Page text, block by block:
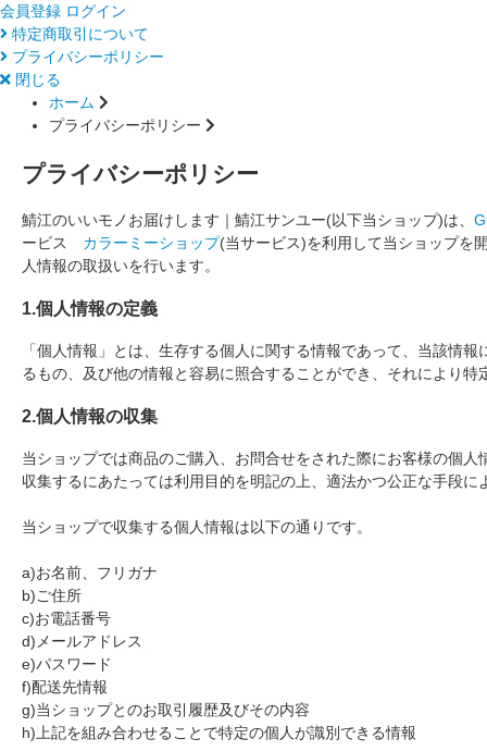
会員登録 ログイン
特定商取引について
プライバシーポリシー
閉じる
ホーム
プライバシーポリシー
プライバシーポリシー
鯖江のいいモノお届けします｜鯖江サンユー(以下当ショップ)は、
ービス カラーミーショップ(当サービス)を利用して当ショップを
人情報の取扱いを行います。
1.個人情報の定義
「個人情報」とは、生存する個人に関する情報であって、当該情
るもの、及び他の情報と容易に照合することができ、それにより
2.個人情報の収集
当ショップでは商品のご購入、お問合せをされた際にお客様の個人
収集するにあたっては利用目的を明記の上、適法かつ公正な手段に
当ショップで収集する個人情報は以下の通りです。
a)お名前、フリガナ
b)ご住所
c)お電話番号
d)メールアドレス
e)パスワード
f)配送先情報
g)当ショップとのお取引履歴及びその内容
h)上記を組み合わせることで特定の個人が識別できる情報